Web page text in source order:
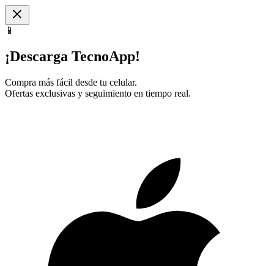
📱
¡Descarga TecnoApp!
Compra más fácil desde tu celular.
Ofertas exclusivas y seguimiento en tiempo real.